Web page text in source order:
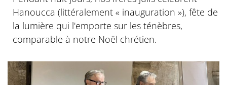
Hanoucca (littéralement « inauguration »), fête de
la lumière qui l'emporte sur les ténèbres,
comparable à notre Noël chrétien.